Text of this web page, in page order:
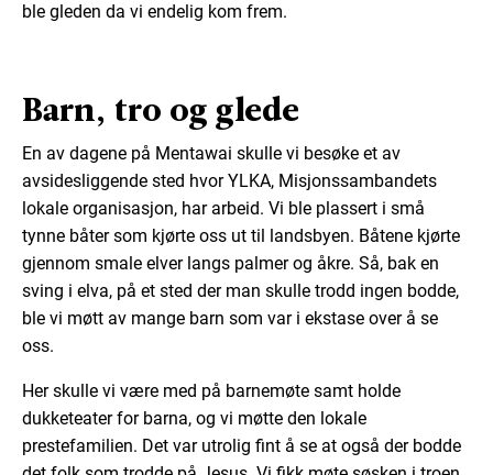
ble gleden da vi endelig kom frem.
Barn, tro og glede
En av dagene på Mentawai skulle vi besøke et av
avsidesliggende sted hvor YLKA, Misjonssambandets
lokale organisasjon, har arbeid. Vi ble plassert i små
tynne båter som kjørte oss ut til landsbyen. Båtene kjørte
gjennom smale elver langs palmer og åkre. Så, bak en
sving i elva, på et sted der man skulle trodd ingen bodde,
ble vi møtt av mange barn som var i ekstase over å se
oss.
Her skulle vi være med på barnemøte samt holde
dukketeater for barna, og vi møtte den lokale
prestefamilien. Det var utrolig fint å se at også der bodde